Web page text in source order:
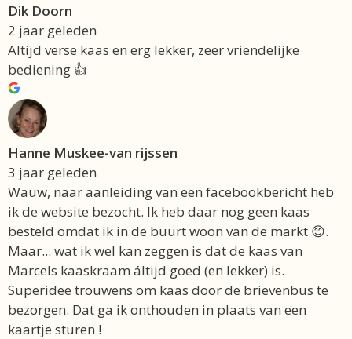
Dik Doorn
2 jaar geleden
Altijd verse kaas en erg lekker, zeer vriendelijke
bediening 👍
Hanne Muskee-van rijssen
3 jaar geleden
Wauw, naar aanleiding van een facebookbericht heb
ik de website bezocht. Ik heb daar nog geen kaas
besteld omdat ik in de buurt woon van de markt 😊.
Maar... wat ik wel kan zeggen is dat de kaas van
Marcels kaaskraam áltijd goed (en lekker) is.
Superidee trouwens om kaas door de brievenbus te
bezorgen. Dat ga ik onthouden in plaats van een
kaartje sturen !